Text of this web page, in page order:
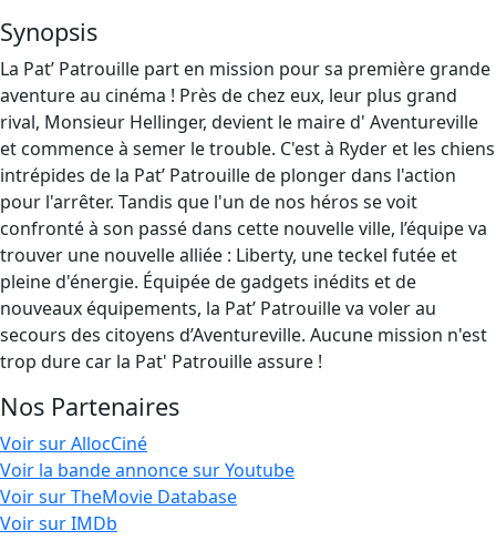
Synopsis
La Pat’ Patrouille part en mission pour sa première grande
aventure au cinéma ! Près de chez eux, leur plus grand
rival, Monsieur Hellinger, devient le maire d' Aventureville
et commence à semer le trouble. C'est à Ryder et les chiens
intrépides de la Pat’ Patrouille de plonger dans l'action
pour l'arrêter. Tandis que l'un de nos héros se voit
confronté à son passé dans cette nouvelle ville, l’équipe va
trouver une nouvelle alliée : Liberty, une teckel futée et
pleine d'énergie. Équipée de gadgets inédits et de
nouveaux équipements, la Pat’ Patrouille va voler au
secours des citoyens d’Aventureville. Aucune mission n'est
trop dure car la Pat' Patrouille assure !
Nos Partenaires
Voir sur AllocCiné
Voir la bande annonce sur Youtube
Voir sur TheMovie Database
Voir sur IMDb